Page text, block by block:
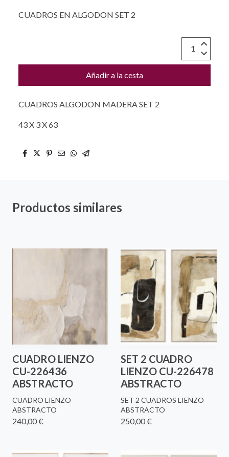
CUADROS EN ALGODON SET 2
Añadir a la cesta
CUADROS ALGODON MADERA SET 2
43 X 3 X 63
Productos similares
CUADRO LIENZO
CU-226436
ABSTRACTO
CUADRO LIENZO
ABSTRACTO
240,00 €
SET 2 CUADRO
LIENZO CU-226478
ABSTRACTO
SET 2 CUADROS LIENZO
ABSTRACTO
250,00 €